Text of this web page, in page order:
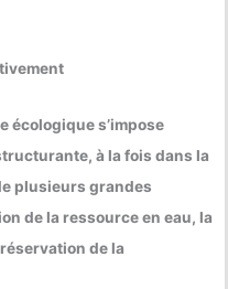
écologique s’impose
à la fois dans la
plusieurs grandes
de la ressource en eau, la
de la